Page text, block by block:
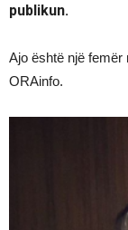
publikun.
Ajo është një
ORAinfo.